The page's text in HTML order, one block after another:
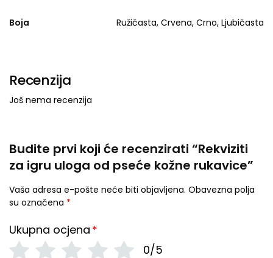
Boja Ružičasta, Crvena, Crno, Ljubičasta
Recenzija
Još nema recenzija
Budite prvi koji će recenzirati “Rekviziti
za igru ​​uloga od pseće kožne rukavice”
Vaša adresa e-pošte neće biti objavljena. Obavezna polja
su označena *
Ukupna ocjena *
0/5